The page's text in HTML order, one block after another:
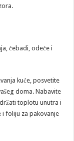
ćebadi, odeće i
kuće, posvetite
doma. Nabavite
toplotu unutra i
i foliju za pakovanje